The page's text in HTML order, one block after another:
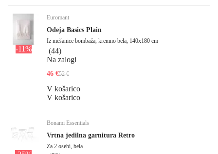
-11%
Euromant
Odeja Basics Plain
Iz mešanice bombaža, kremno bela, 140x180 cm
(44)
Na zalogi
46 €52 €
V košarico
V košarico
Bonami Essentials
Vrtna jedilna garnitura Retro
Za 2 osebi, bela